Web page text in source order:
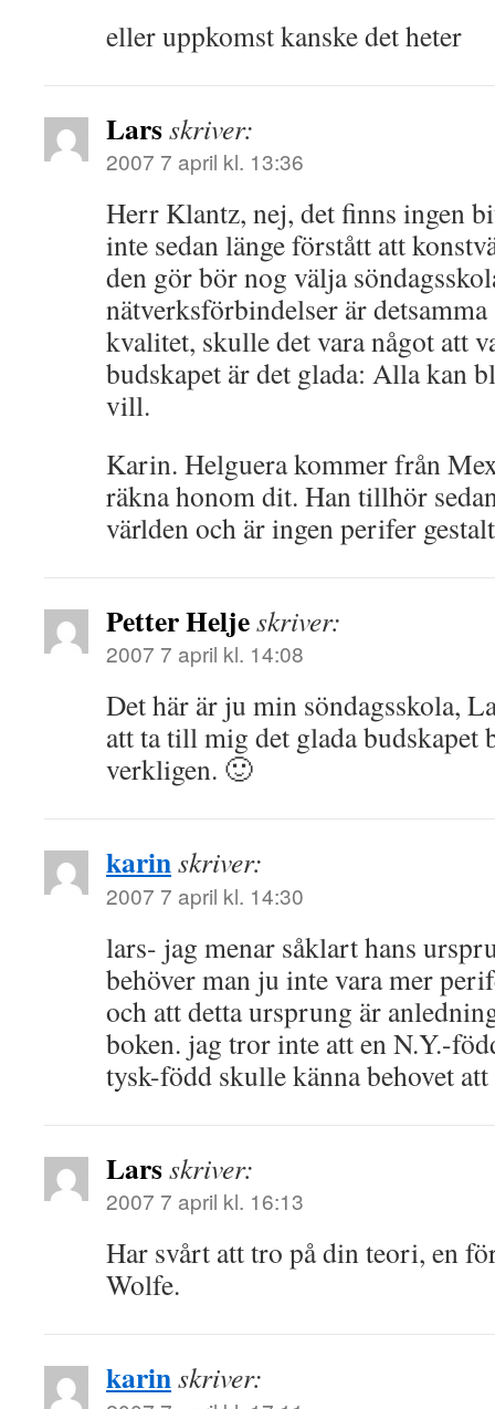
eller uppkomst kanske det heter
Larsskriver:
2007 7 april kl. 13:36
Herr Klantz, nej, det finns ingen
inte sedan länge förstått att
den gör bör nog välja
nätverksförbindelser är
kvalitet, skulle det vara något att
budskapet är det glada: Alla kan
vill.
Karin. Helguera kommer från
räkna honom dit. Han tillhör
världen och är ingen perifer
Petter Heljeskriver:
2007 7 april kl. 14:08
Det här är ju min söndagsskola,
att ta till mig det glada budskapet
verkligen. 🙂
karinskriver:
2007 7 april kl. 14:30
lars- jag menar såklart hans
behöver man ju inte vara mer
och att detta ursprung är
boken. jag tror inte att en N.Y.-
tysk-född skulle känna behovet
Larsskriver:
2007 7 april kl. 16:13
Har svårt att tro på din teori, en
Wolfe.
karinskriver: